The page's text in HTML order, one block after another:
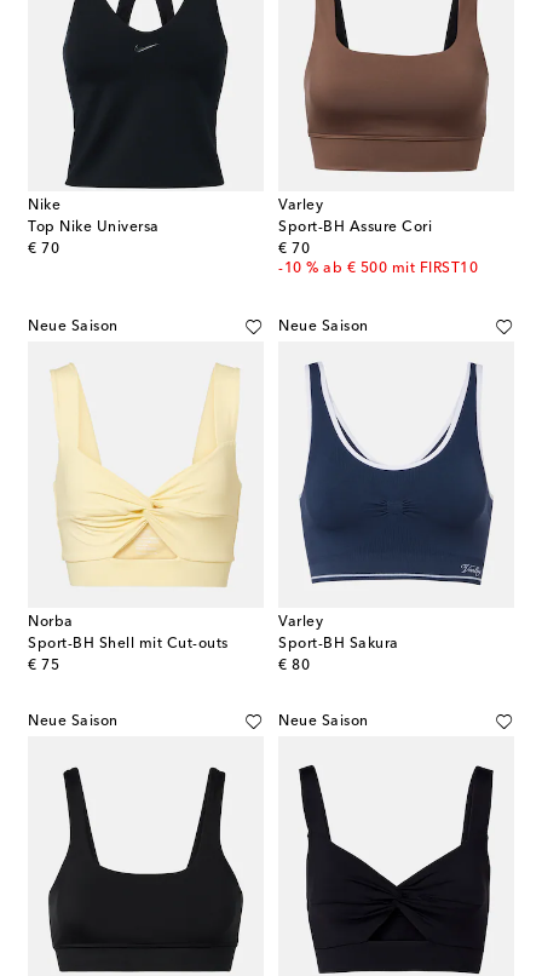
Nike
Top Nike Universa
€ 70
original price
Varley
Sport-BH Assure Cori
€ 70
original price
-10 % ab € 500 mit FIRST10
Neue Saison
Norba
Sport-BH Shell mit Cut-outs
€ 75
original price
Neue Saison
Varley
Sport-BH Sakura
€ 80
original price
Neue Saison Neue Saison